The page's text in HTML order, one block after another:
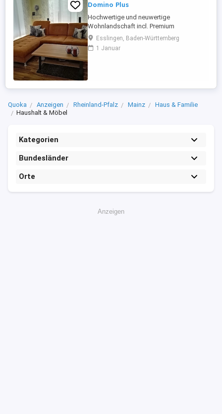
Domino Plus
Hochwertige und neuwertige
Wohnlandschaft incl. Premium
Fleckenschutz, Farbe Curry, B H T 250 85
190 cm, Sitztiefenverstellung der zwei
Einzelsitze, Sitzpolsterung Federkern,
Esslingen, Baden-Württemberg
1 Januar
Quoka Anzeigen Rheinland-Pfalz Mainz
Haus & Familie
Haushalt & Möbel
Kategorien
Bundesländer
Orte
Anzeigen